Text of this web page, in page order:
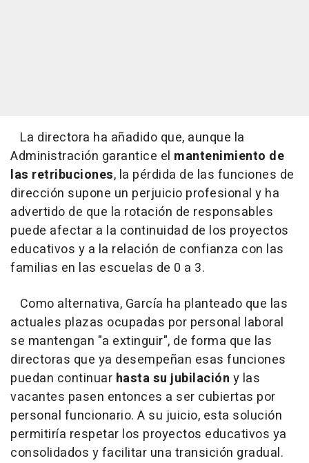
La directora ha añadido que, aunque la
Administración garantice el mantenimiento de
las retribuciones, la pérdida de las funciones de
dirección supone un perjuicio profesional y ha
advertido de que la rotación de responsables
puede afectar a la continuidad de los proyectos
educativos y a la relación de confianza con las
familias en las escuelas de 0 a 3.
Como alternativa, García ha planteado que las
actuales plazas ocupadas por personal laboral
se mantengan "a extinguir", de forma que las
directoras que ya desempeñan esas funciones
puedan continuar hasta su jubilación y las
vacantes pasen entonces a ser cubiertas por
personal funcionario. A su juicio, esta solución
permitiría respetar los proyectos educativos ya
consolidados y facilitar una transición gradual.